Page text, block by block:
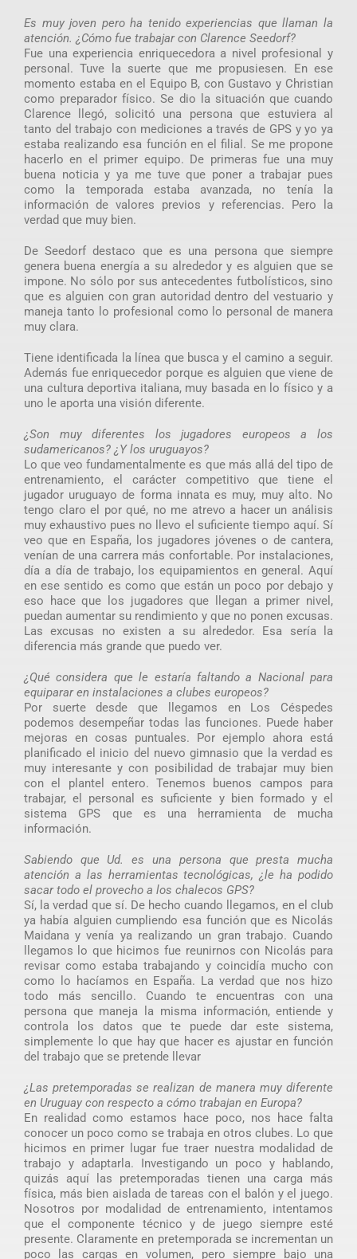
Es muy joven pero ha tenido experiencias que llaman la
atención. ¿Cómo fue trabajar con Clarence Seedorf?
Fue una experiencia enriquecedora a nivel profesional y
personal. Tuve la suerte que me propusiesen. En ese
momento estaba en el Equipo B, con Gustavo y Christian
como preparador físico. Se dio la situación que cuando
Clarence llegó, solicitó una persona que estuviera al
tanto del trabajo con mediciones a través de GPS y yo ya
estaba realizando esa función en el filial. Se me propone
hacerlo en el primer equipo. De primeras fue una muy
buena noticia y ya me tuve que poner a trabajar pues
como la temporada estaba avanzada, no tenía la
información de valores previos y referencias. Pero la
verdad que muy bien.
De Seedorf destaco que es una persona que siempre
genera buena energía a su alrededor y es alguien que se
impone. No sólo por sus antecedentes futbolísticos, sino
que es alguien con gran autoridad dentro del vestuario y
maneja tanto lo profesional como lo personal de manera
muy clara.
Tiene identificada la línea que busca y el camino a seguir.
Además fue enriquecedor porque es alguien que viene de
una cultura deportiva italiana, muy basada en lo físico y a
uno le aporta una visión diferente.
¿Son muy diferentes los jugadores europeos a los
sudamericanos? ¿Y los uruguayos?
Lo que veo fundamentalmente es que más allá del tipo de
entrenamiento, el carácter competitivo que tiene el
jugador uruguayo de forma innata es muy, muy alto. No
tengo claro el por qué, no me atrevo a hacer un análisis
muy exhaustivo pues no llevo el suficiente tiempo aquí. Sí
veo que en España, los jugadores jóvenes o de cantera,
venían de una carrera más confortable. Por instalaciones,
día a día de trabajo, los equipamientos en general. Aquí
en ese sentido es como que están un poco por debajo y
eso hace que los jugadores que llegan a primer nivel,
puedan aumentar su rendimiento y que no ponen excusas.
Las excusas no existen a su alrededor. Esa sería la
diferencia más grande que puedo ver.
¿Qué considera que le estaría faltando a Nacional para
equiparar en instalaciones a clubes europeos?
Por suerte desde que llegamos en Los Céspedes
podemos desempeñar todas las funciones. Puede haber
mejoras en cosas puntuales. Por ejemplo ahora está
planificado el inicio del nuevo gimnasio que la verdad es
muy interesante y con posibilidad de trabajar muy bien
con el plantel entero. Tenemos buenos campos para
trabajar, el personal es suficiente y bien formado y el
sistema GPS que es una herramienta de mucha
información.
Sabiendo que Ud. es una persona que presta mucha
atención a las herramientas tecnológicas, ¿le ha podido
sacar todo el provecho a los chalecos GPS?
Sí, la verdad que sí. De hecho cuando llegamos, en el club
ya había alguien cumpliendo esa función que es Nicolás
Maidana y venía ya realizando un gran trabajo. Cuando
llegamos lo que hicimos fue reunirnos con Nicolás para
revisar como estaba trabajando y coincidía mucho con
como lo hacíamos en España. La verdad que nos hizo
todo más sencillo. Cuando te encuentras con una
persona que maneja la misma información, entiende y
controla los datos que te puede dar este sistema,
simplemente lo que hay que hacer es ajustar en función
del trabajo que se pretende llevar
¿Las pretemporadas se realizan de manera muy diferente
en Uruguay con respecto a cómo trabajan en Europa?
En realidad como estamos hace poco, nos hace falta
conocer un poco como se trabaja en otros clubes. Lo que
hicimos en primer lugar fue traer nuestra modalidad de
trabajo y adaptarla. Investigando un poco y hablando,
quizás aquí las pretemporadas tienen una carga más
física, más bien aislada de tareas con el balón y el juego.
Nosotros por modalidad de entrenamiento, intentamos
que el componente técnico y de juego siempre esté
presente. Claramente en pretemporada se incrementan un
poco las cargas en volumen, pero siempre bajo una